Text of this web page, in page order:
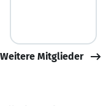
Weitere Mitglieder